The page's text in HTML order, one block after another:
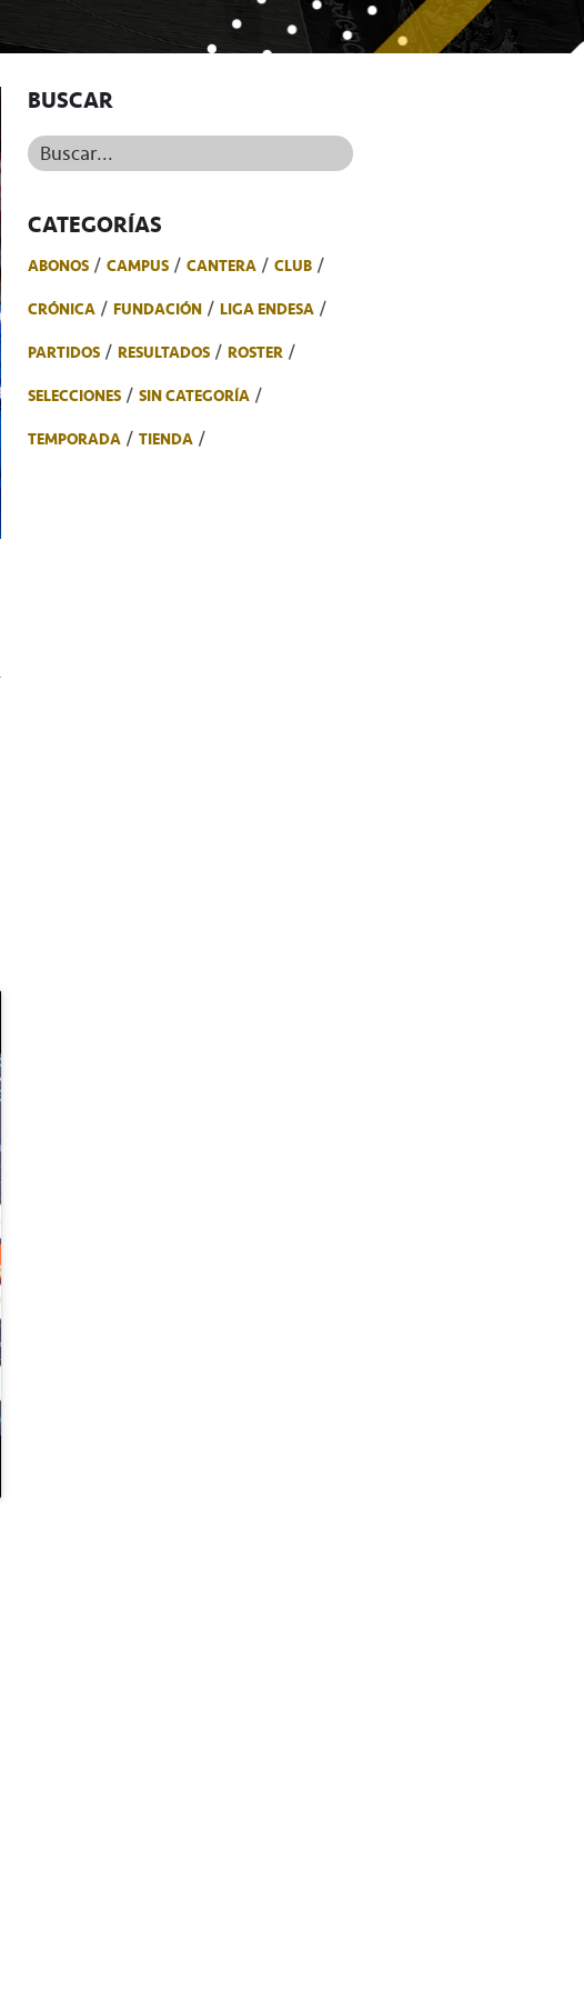
BUSCAR
Buscar...
CATEGORÍAS
ABONOS CAMPUS CANTERA
CLUB
CRÓNICA
FUNDACIÓN
LIGA ENDESA
PARTIDOS
RESULTADOS
ROSTER
SELECCIONES
SIN CATEGORÍA
TEMPORADA
TIENDA